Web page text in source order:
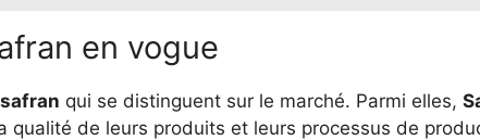
en vogue
safran qui se distinguent sur le marché. Parmi elles,
qualité de leurs produits et leurs processus de